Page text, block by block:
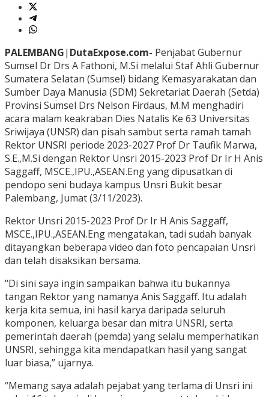
PALEMBANG| DutaExpose.com- Penjabat Gubernur
Sumsel Dr Drs A Fathoni, M.Si melalui Staf Ahli Gubernur
Sumatera Selatan (Sumsel) bidang Kemasyarakatan dan
Sumber Daya Manusia (SDM) Sekretariat Daerah (Setda)
Provinsi Sumsel Drs Nelson Firdaus, M.M menghadiri
acara malam keakraban Dies Natalis Ke 63 Universitas
Sriwijaya (UNSR) dan pisah sambut serta ramah tamah
Rektor UNSRI periode 2023-2027 Prof Dr Taufik Marwa,
S.E.,M.Si dengan Rektor Unsri 2015-2023 Prof Dr Ir H Anis
Saggaff, MSCE.,IPU.,ASEAN.Eng yang dipusatkan di
pendopo seni budaya kampus Unsri Bukit besar
Palembang, Jumat (3/11/2023).
Rektor Unsri 2015-2023 Prof Dr Ir H Anis Saggaff,
MSCE.,IPU.,ASEAN.Eng mengatakan, tadi sudah banyak
ditayangkan beberapa video dan foto pencapaian Unsri
dan telah disaksikan bersama.
“Di sini saya ingin sampaikan bahwa itu bukannya
tangan Rektor yang namanya Anis Saggaff. Itu adalah
kerja kita semua, ini hasil karya daripada seluruh
komponen, keluarga besar dan mitra UNSRI, serta
pemerintah daerah (pemda) yang selalu memperhatikan
UNSRI, sehingga kita mendapatkan hasil yang sangat
luar biasa,” ujarnya.
“Memang saya adalah pejabat yang terlama di Unsri ini